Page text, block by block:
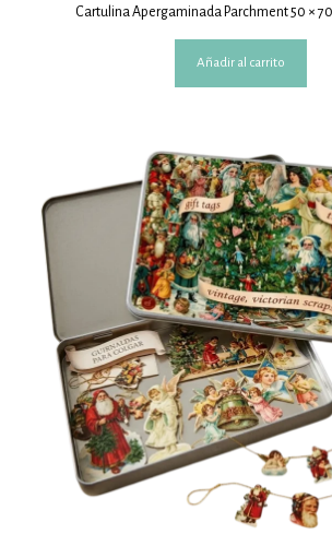
Cartulina Apergaminada Parchment 50 × 70
Añadir al carrito